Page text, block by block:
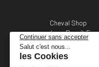
Cheval Shop
4 rue Benoît
44800 Saint-
France